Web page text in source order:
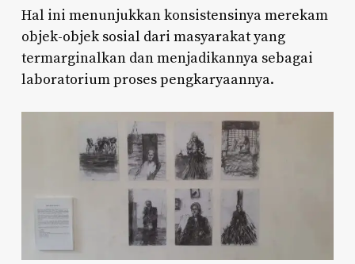
Hal ini menunjukkan konsistensinya merekam
objek-objek sosial dari masyarakat yang
termarginalkan dan menjadikannya sebagai
laboratorium proses pengkaryaannya.